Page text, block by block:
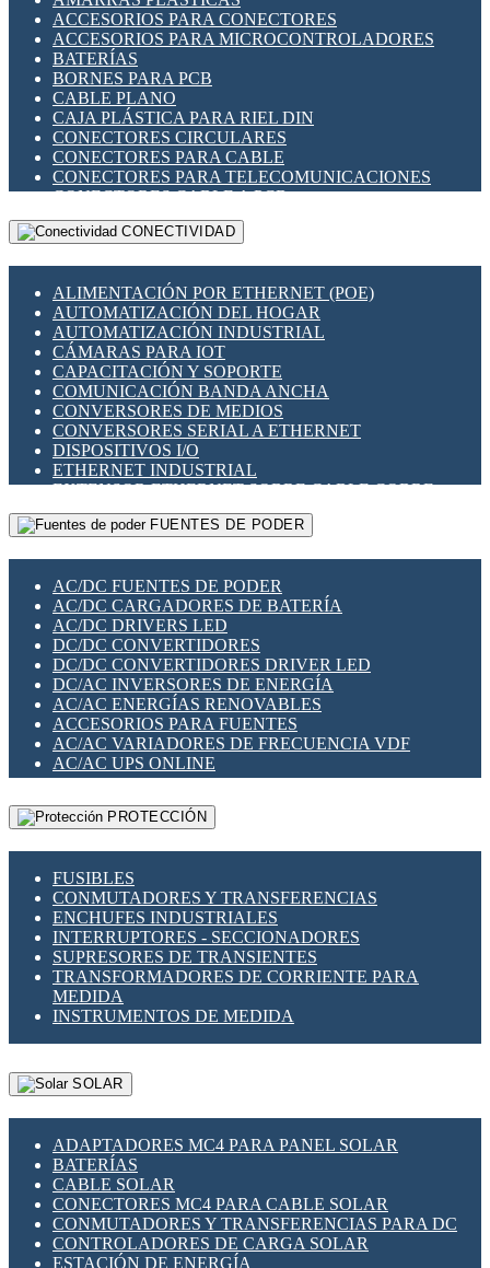
INDICADORES PARA PANEL
INTERFACES DE RELÉ
INTERRUPTORES FIN DE CARRERA
LLAVES CONMUTADORAS
MEDIDORES DE ENERGÍA Y TC'S DE CORRIENTE
MOTORES PASO A PASO
PANTALLAS HMI
PLC -CONTROLADORES LÓGICO PROGRAMABLES
PROGRAMADORES DE HORARIO
RELÉS DE PROTECCIÓN
SENSORES CAPACITIVOS
SENSORES INDUCTIVOS
TEMPORIZADORES
VARIACS
VARIADORES DE FRECUENCIA [VDF]
SECCIONADORES - INTERRUPTORES
MAQUINARIA
ACCESORIOS PARA CONECTORES
ACCESORIOS PARA MICROCONTROLADORES
BATERÍAS
BORNES PARA PCB
CABLE PLANO
CAJA PLÁSTICA PARA RIEL DIN
CONECTORES CIRCULARES
CONECTORES PARA CABLE
CONECTORES PARA TELECOMUNICACIONES
CONECTORES CABLE A PCB
CONECTORES PCB A CABLE
DIP SWITCHES
HERRAMIENTAS VARIAS
ILUMINACIÓN LED
INTERRUPTORES REED
INTERFACES DE RELÉ
OTROS RELÉS
PROTECCIÓN TÉRMICA
RELÉS AUTOMOTRICES
RELÉS DE SEÑAL
RELÉS DE ESTADO SÓLIDO SSR
RELÉS INDUSTRIALES
RELÉS MINIATURA DE POTENCIA
SENSORES MAGNÉTICOS
SWITCH Y MICROSWITCH
TARJETAS PI
UNIÓN Y DERIVACIÓN DE CABLE
CONECTIVIDAD
ALIMENTACIÓN POR ETHERNET (POE)
AUTOMATIZACIÓN DEL HOGAR
AUTOMATIZACIÓN INDUSTRIAL
CÁMARAS PARA IOT
CAPACITACIÓN Y SOPORTE
COMUNICACIÓN BANDA ANCHA
CONVERSORES DE MEDIOS
CONVERSORES SERIAL A ETHERNET
DISPOSITIVOS I/O
ETHERNET INDUSTRIAL
EXTENSOR ETHERNET SOBRE CABLE COBRE
GATEWAY LORAWAN
GESTIÓN DE REDES
PLACAS MODULARES IOT
SWITCHES Y REDES WIFI
SOLUCIONES IOT
SOLUCIONES LORAWAN
SOLUCIONES RED CELULAR
SEGURIDAD PARA REDES
SWITCHES LAN
TELEFONÍA IP (VOIP)
VIGILANCIA IP (CCTV)
MESHTASTIC
FUENTES DE PODER
AC/DC FUENTES DE PODER
AC/DC CARGADORES DE BATERÍA
AC/DC DRIVERS LED
DC/DC CONVERTIDORES
DC/DC CONVERTIDORES DRIVER LED
DC/AC INVERSORES DE ENERGÍA
AC/AC ENERGÍAS RENOVABLES
ACCESORIOS PARA FUENTES
AC/AC VARIADORES DE FRECUENCIA VDF
AC/AC UPS ONLINE
PROTECCIÓN
FUSIBLES
CONMUTADORES Y TRANSFERENCIAS
ENCHUFES INDUSTRIALES
INTERRUPTORES - SECCIONADORES
SUPRESORES DE TRANSIENTES
TRANSFORMADORES DE CORRIENTE PARA
MEDIDA
INSTRUMENTOS DE MEDIDA
SOLAR
ADAPTADORES MC4 PARA PANEL SOLAR
BATERÍAS
CABLE SOLAR
CONECTORES MC4 PARA CABLE SOLAR
CONMUTADORES Y TRANSFERENCIAS PARA DC
CONTROLADORES DE CARGA SOLAR
ESTACIÓN DE ENERGÍA